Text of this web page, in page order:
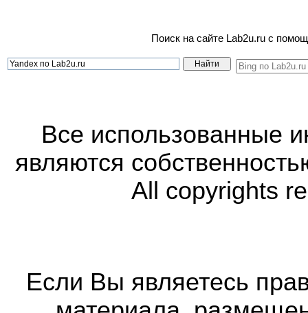
Поиск на сайте Lab2u.ru с
Все использованные
являются
All copyrights
Если Вы являетесь